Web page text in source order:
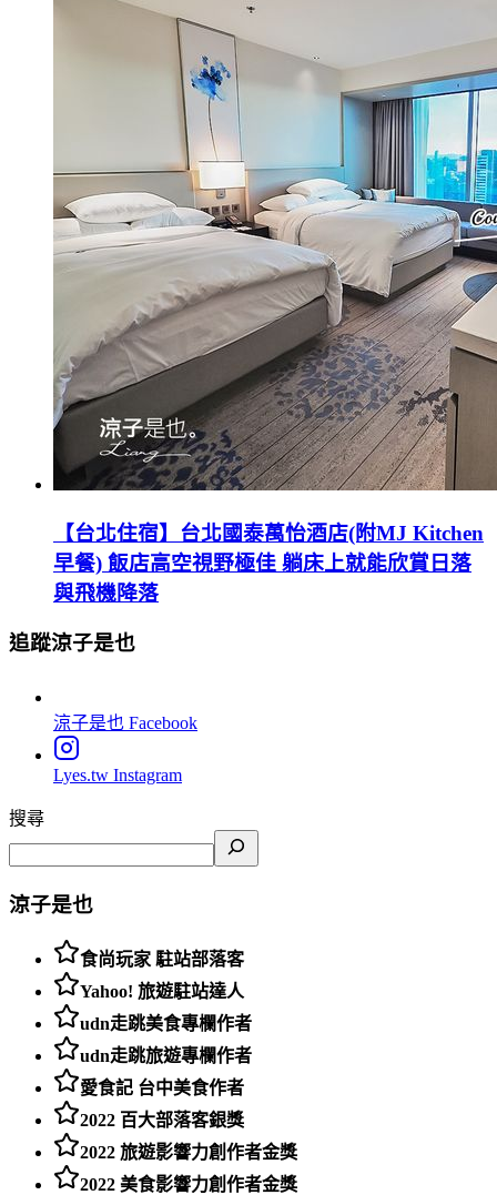
【台北住宿】台北國泰萬怡酒店(附MJ Kitchen
早餐) 飯店高空視野極佳 躺床上就能欣賞日落
與飛機降落
追蹤涼子是也
涼子是也 Facebook
Lyes.tw Instagram
搜尋
涼子是也
食尚玩家 駐站部落客
Yahoo! 旅遊駐站達人
udn走跳美食專欄作者
udn走跳旅遊專欄作者
愛食記 台中美食作者
2022 百大部落客銀獎
2022 旅遊影響力創作者金獎
2022 美食影響力創作者金獎